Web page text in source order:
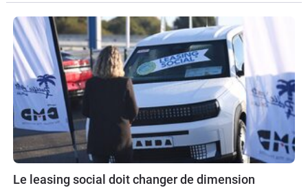
Le leasing social doit changer de dimension